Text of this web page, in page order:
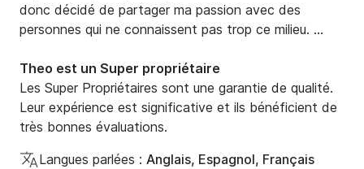
donc décidé de partager ma passion avec des
personnes qui ne connaissent pas trop ce milieu.
bleue, faire un détour au frioul et aussi visiter l’île de
Riou avec la baie des singes.
Theo est un Super propriétaire
Les Super Propriétaires sont une garantie de qualité.
Leur expérience est significative et ils bénéficient de
très bonnes évaluations.
Langues parlées : Anglais, Espagnol, Français